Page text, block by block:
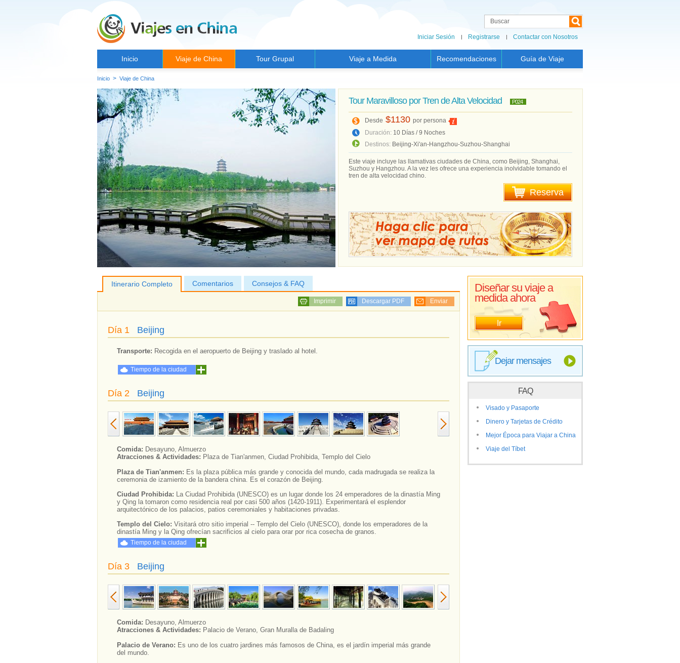
Iniciar Sesión Registrarse Contactar con Nosotros
Inicio Viaje de China Tour Grupal Viaje a Medida Recomendaciones Guía de Viaje
Inicio > Viaje de China
Tour Maravilloso por Tren de Alta Velocidad P024
Desde $1130 por persona
Duración: 10 Días / 9 Noches
Destinos: Beijing-Xi'an-Hangzhou-Suzhou-Shanghai
Este viaje incluye las llamativas ciudades de China, como Beijing, Shanghai,
Suzhou y Hangzhou. A la vez les ofrece una experiencia inolvidable tomando el
tren de alta velocidad chino.
Reserva
Itinerario Completo Comentarios Consejos & FAQ
Enviar
Descargar PDF
Imprimir
Día 1 Beijing
Transporte: Recogida en el aeropuerto de Beijing y traslado al hotel.
Tiempo de la ciudad
Día 2 Beijing
Comida: Desayuno, Almuerzo
Atracciones & Actividades: Plaza de Tian'anmen, Ciudad Prohibida, Templo del Cielo
Plaza de Tian'anmen: Es la plaza pública más grande y conocida del mundo, cada madrugada se realiza la
ceremonia de izamiento de la bandera china. Es el corazón de Beijing.
Ciudad Prohibida: La Ciudad Prohibida (UNESCO) es un lugar donde los 24 emperadores de la dinastía Ming
y Qing la tomaron como residencia real por casi 500 años (1420-1911). Experimentará el esplendor
arquitectónico de los palacios, patios ceremoniales y habitaciones privadas.
Templo del Cielo: Visitará otro sitio imperial -- Templo del Cielo (UNESCO), donde los emperadores de la
dinastía Ming y la Qing ofrecían sacrificios al cielo para orar por rica cosecha de granos.
Tiempo de la ciudad
Día 3 Beijing
Comida: Desayuno, Almuerzo
Atracciones & Actividades: Palacio de Verano, Gran Muralla de Badaling
Palacio de Verano: Es uno de los cuatro jardines más famosos de China, es el jardín imperial más grande
del mundo.
Diseñar su viaje a
medida ahora
Ir
Dejar mensajes
FAQ
Visado y Pasaporte
Dinero y Tarjetas de Crédito
Mejor Época para Viajar a China
Viaje del Tíbet